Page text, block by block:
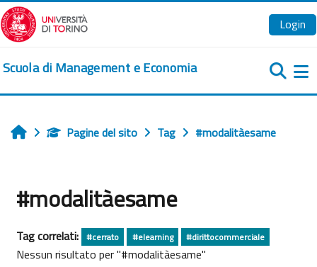
Vai al contenuto principale
Login
Scuola di Management e Economia
HomePagine del sito Tag #modalitàesame
#modalitàesame
Tag correlati: #cerrato #elearning #dirittocommerciale
Nessun risultato per "#modalitàesame"